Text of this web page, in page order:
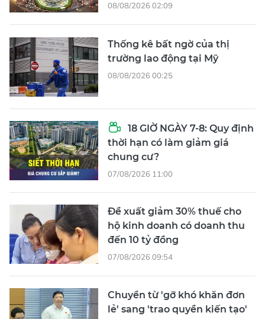
08/08/2026 02:09
Thống kê bất ngờ của thị
trường lao động tại Mỹ
08/08/2026 00:25
18 GIỜ NGÀY 7-8: Quy định
thời hạn có làm giảm giá
chung cư?
07/08/2026 11:00
Đề xuất giảm 30% thuế cho
hộ kinh doanh có doanh thu
đến 10 tỷ đồng
07/08/2026 09:54
Chuyển từ 'gỡ khó khăn đơn
lẻ' sang 'trao quyền kiến tạo'